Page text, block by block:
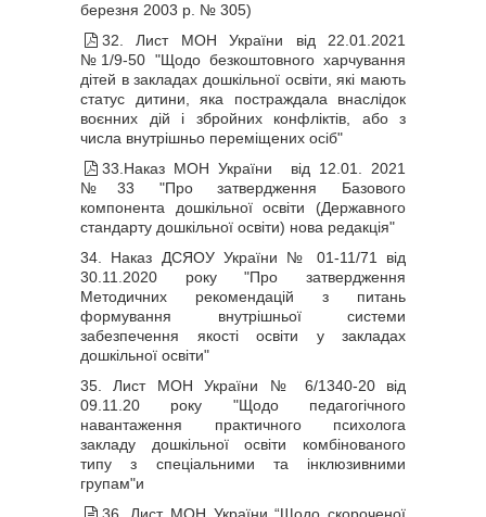
березня 2003 р. № 305)
32. Лист МОН України від 22.01.2021
№1/9-50 "Щодо безкоштовного харчування
дітей в закладах дошкільної освіти, які мають
статус дитини, яка постраждала внаслідок
воєнних дій і збройних конфліктів, або з
числа внутрішньо переміщених осіб"
33. Наказ МОН України від 12.01. 2021
№33 "Про затвердження Базового
компонента дошкільної освіти (Державного
стандарту дошкільної освіти) нова редакція"
34. Наказ ДСЯОУ України № 01-11/71 від
30.11.2020 року "Про затвердження
Методичних рекомендацій з питань
формування внутрішньої системи
забезпечення якості освіти у закладах
дошкільної освіти"
35. Лист МОН України № 6/1340-20 від
09.11.20 року "Щодо педагогічного
навантаження практичного психолога
закладу дошкільної освіти комбінованого
типу з спеціальними та інклюзивними
групам"и